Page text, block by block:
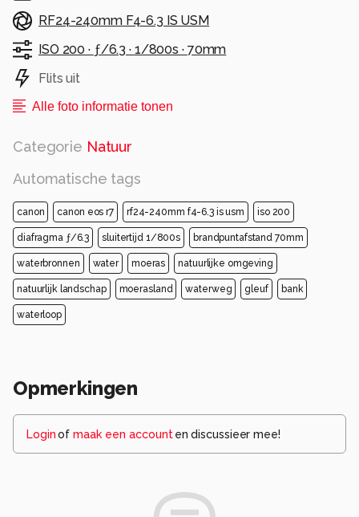
RF24-240mm F4-6.3 IS USM
ISO 200 · ƒ/6.3 · 1/800s · 70mm
Flits uit
Alle foto informatie tonen
Categorie Natuur
Automatische tags
canon canon eos r7 rf24-240mm f4-6.3 is usm iso 200
diafragma ƒ/6.3 sluitertijd 1/800s brandpuntafstand 70mm
waterbronnen water moeras natuurlijke omgeving
natuurlijk landschap moerasland waterweg gleuf bank
waterloop
Opmerkingen
Loginof maak een account en discussieer mee!